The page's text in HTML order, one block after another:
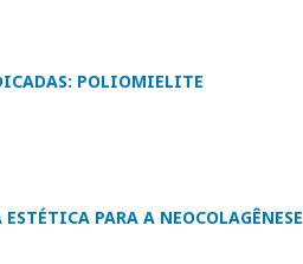
POLIOMIELITE
PARA A NEOCOLAGÊNESE